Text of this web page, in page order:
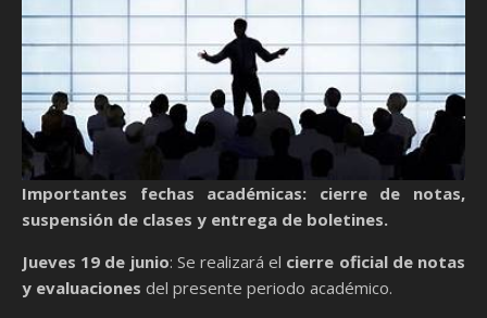
Importantes fechas académicas: cierre de notas,
suspensión de clases y entrega de boletines.
Jueves 19 de junio: Se realizará el cierre oficial de notas
y evaluaciones del presente periodo académico.